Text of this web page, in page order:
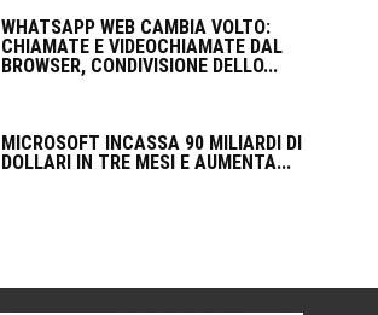
WHATSAPP WEB CAMBIA VOLTO:
CHIAMATE E VIDEOCHIAMATE DAL
BROWSER, CONDIVISIONE DELLO...
MICROSOFT INCASSA 90 MILIARDI DI
DOLLARI IN TRE MESI E AUMENTA...